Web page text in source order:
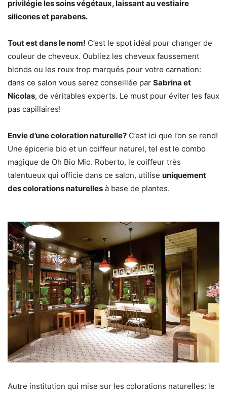
privilégie les soins végétaux, laissant au vestiaire
silicones et parabens.
Tout est dans le nom! C’est le spot idéal pour changer de
couleur de cheveux. Oubliez les cheveux faussement
blonds ou les roux trop marqués pour votre carnation:
dans ce salon vous serez conseillée par Sabrina et
Nicolas, de véritables experts. Le must pour éviter les faux
pas capillaires!
Envie d’une coloration naturelle? C’est ici que l’on se rend!
Une épicerie bio et un coiffeur naturel, tel est le combo
magique de Oh Bio Mio. Roberto, le coiffeur très
talentueux qui officie dans ce salon, utilise uniquement
des colorations naturelles à base de plantes.
Autre institution qui mise sur les colorations naturelles: le